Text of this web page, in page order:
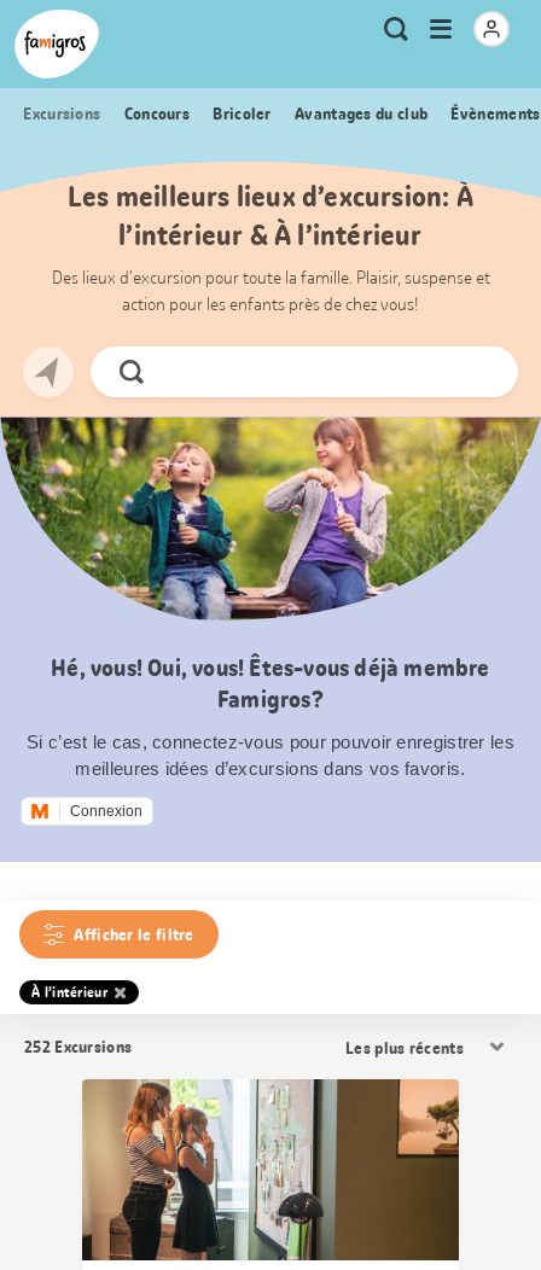
Signets
de
navigation
Header
Logo Métanavigation
RechercheOuvrir
Excursions Concours Bricoler Avantages du club
Les meilleurs lieux d’excursion: À
l’intérieur & À l’intérieur
Des lieux d’excursion pour toute la famille. Plaisir, suspense et
action pour les enfants près de chez vous!
Chercher
Hé, vous! Oui, vous! Êtes-vous déjà membre
Famigros?
Si c’est le cas, connectez-vous pour pouvoir enregistrer les
meilleures idées d’excursions dans vos favoris.
Connexion
Afficher le filtre
À l’intérieur
252 Excursions
les
résultats